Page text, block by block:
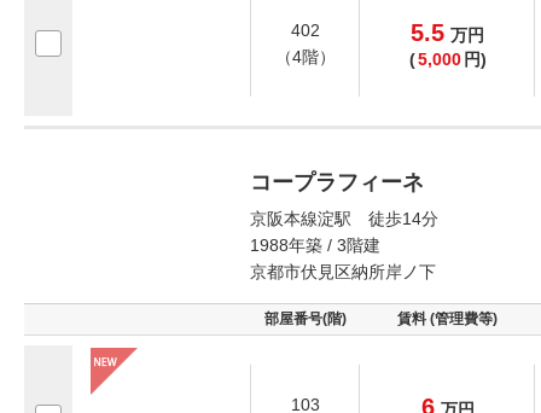
402
（4階）
5.5 万円
(5,000 円)
コープラフィーネ
京阪本線淀駅 徒歩14分
1988年築 / 3階建
京都市伏見区納所岸ノ下
部屋番号(階) 賃料 (管理費等)
103
6 万円